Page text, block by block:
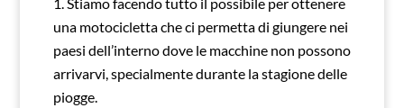
una motocicletta che ci permetta di giungere nei
paesi dell’interno dove le macchine non possono
arrivarvi, specialmente durante la stagione delle
piogge.